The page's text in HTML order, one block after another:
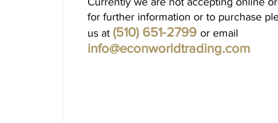
for further information or to purchase
us at (510) 651-2799 or email
info@econworldtrading.com